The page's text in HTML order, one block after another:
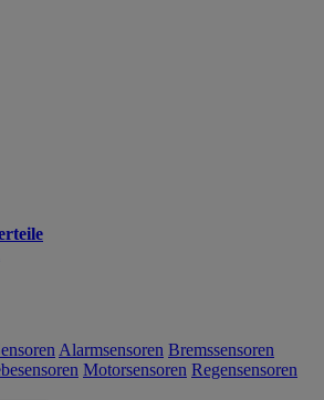
Alarmsensoren Bremssensoren
Motorsensoren Regensensoren